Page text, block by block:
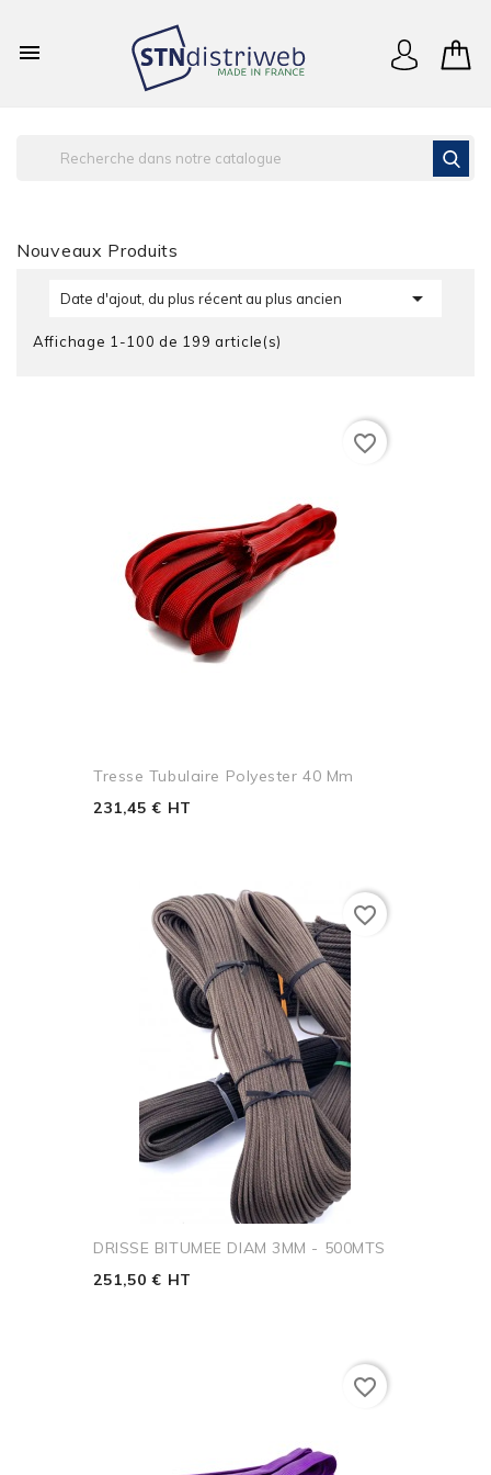

Nouveaux Produits
Date d'ajout, du plus récent au plus ancien 
Affichage 1-100 de 199 article(s)
Tresse Tubulaire Polyester 40 Mm
231,45 € HT
favorite_border
DRISSE BITUMEE DIAM 3MM - 500MTS
251,50 € HT
favorite_border
favorite_border